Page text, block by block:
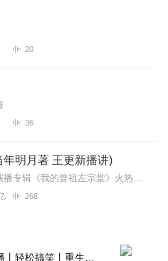
20
36
年明月著 王更新播讲)
王更新老师最新AI演播专辑《我的曾祖左宗棠》火热更新中！从曾孙视角看帝国脊梁左宗棠的B面人生！【大咖推荐】明月的写作不仅笔锋活泼幽默，而且加进了自己的感悟，这就...
268